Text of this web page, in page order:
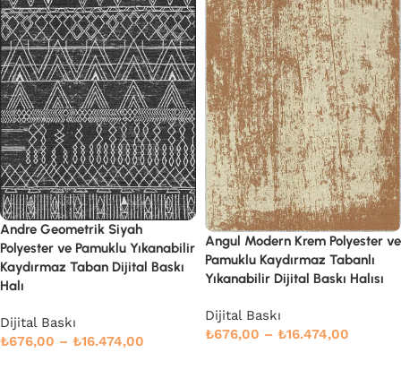
Andre Geometrik Siyah
Polyester ve Pamuklu Yıkanabilir
Kaydırmaz Taban Dijital Baskı
Halı
Dijital Baskı
₺676,00 – ₺16.474,00
Angul Modern Krem Polyester ve
Pamuklu Kaydırmaz Tabanlı
Yıkanabilir Dijital Baskı Halısı
Dijital Baskı
₺676,00 – ₺16.474,00